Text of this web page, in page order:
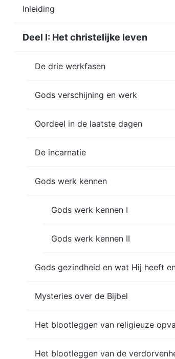
Inleiding
Deel I: Het christelijke leven
De drie werkfasen
Gods verschijning en werk
Oordeel in de laatste dagen
De incarnatie
Gods werk kennen
Gods werk kennen I
Gods werk kennen II
Gods gezindheid en wat Hij heeft
Mysteries over de Bijbel
Het blootleggen van religieuze
Het blootleggen van de